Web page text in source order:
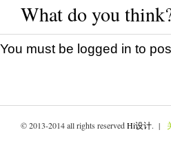
What do you
You must be logged in to
© 2013-2014 all rights reservedHi设计. |